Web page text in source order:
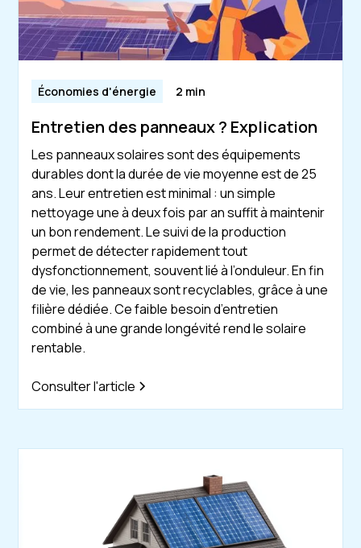
Économies d'énergie 2 min
Entretien des panneaux ? Explication
Les panneaux solaires sont des équipements
durables dont la durée de vie moyenne est de 25
ans. Leur entretien est minimal : un simple
nettoyage une à deux fois par an suffit à maintenir
un bon rendement. Le suivi de la production
permet de détecter rapidement tout
dysfonctionnement, souvent lié à l’onduleur. En fin
de vie, les panneaux sont recyclables, grâce à une
filière dédiée. Ce faible besoin d’entretien
combiné à une grande longévité rend le solaire
rentable.
Consulter l'article